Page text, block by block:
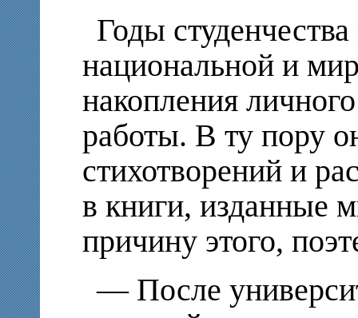
Годы
национальной и
накопления
работы. В ту пору
стихотворений и
в книги, изданные
причину этого,
— После